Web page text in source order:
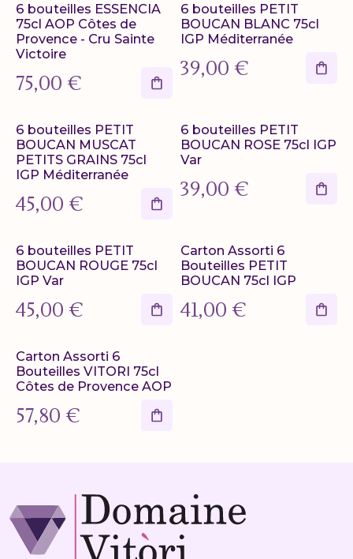
6 bouteilles ESSENCIA
75cl AOP Côtes de
Provence - Cru Sainte
Victoire
75,00 €
6 bouteilles PETIT
BOUCAN BLANC 75cl
IGP Méditerranée
39,00 €
6 bouteilles PETIT
BOUCAN MUSCAT
PETITS GRAINS 75cl
IGP Méditerranée
45,00 €
6 bouteilles PETIT
BOUCAN ROSE 75cl IGP
Var
39,00 €
6 bouteilles PETIT
BOUCAN ROUGE 75cl
IGP Var
45,00 €
Carton Assorti 6
Bouteilles PETIT
BOUCAN 75cl IGP
41,00 €
Carton Assorti 6
Bouteilles VITORI 75cl
Côtes de Provence AOP
57,80 €